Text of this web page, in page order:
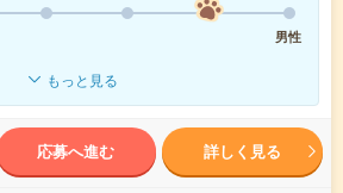
男性
もっと見る
応募へ進む 詳しく見る